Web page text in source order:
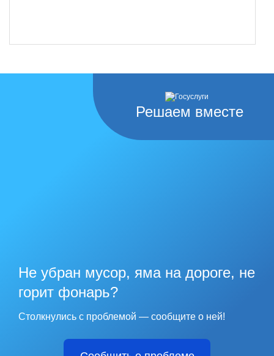
Решаем вместе
Не убран мусор, яма на дороге, не
горит фонарь?
Столкнулись с проблемой — сообщите о ней!